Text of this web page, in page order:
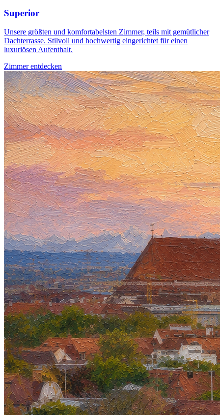
Superior
Unsere größten und komfortabelsten Zimmer, teils mit gemütlicher
Dachterrasse. Stilvoll und hochwertig eingerichtet für einen
luxuriösen Aufenthalt.
Zimmer entdecken